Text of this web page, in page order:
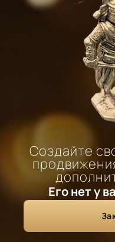
Создайте
Его нет у